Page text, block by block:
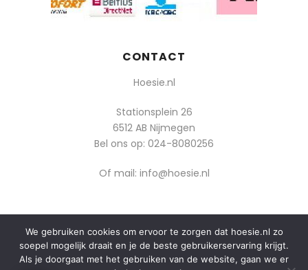
CONTACT
Hoesie.nl
Stationsplein 26
6512 AB Nijmegen
Bel ons op: 024-8080256
Of mail: info@hoesie.nl
© 2014-2025 Boozt - Hoesie.nl. All rights reserved.
algemene voorwaarden
We gebruiken cookies om ervoor te zorgen dat hoesie.nl zo
soepel mogelijk draait en je de beste gebruikerservaring krijgt.
Als je doorgaat met het gebruiken van de website, gaan we er